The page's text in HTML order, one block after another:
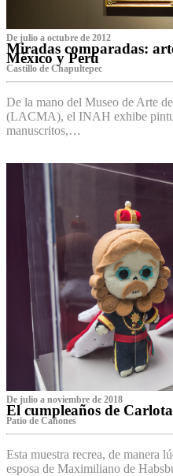
De julio a octubre de 2012
Miradas comparadas:
México y Perú
Castillo de Chapultepec
De la mano del Museo de Arte
(LACMA), el INAH exhibe
manuscritos,…
De julio a noviembre de 2018
El cumpleaños de Carlota
Patio de Cañones
Esta muestra recrea, de manera
esposa de Maximiliano de